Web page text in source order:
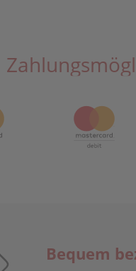
Bequem